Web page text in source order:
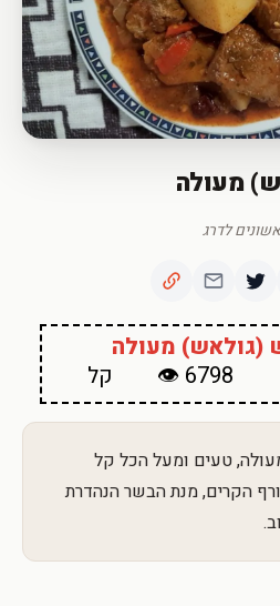
מעולה
לדרג
(גולאש) מעולה
6798 👁 קל
טעים ומעל הכל קל
הקרים, מנת הבשר הנהדרת